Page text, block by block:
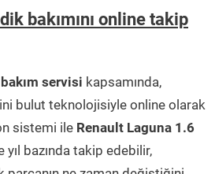
bakımını online takip
servisi kapsamında,
bulut teknolojisiyle online olarak
sistemi ile Renault Laguna 1.6
yıl bazında takip edebilir,